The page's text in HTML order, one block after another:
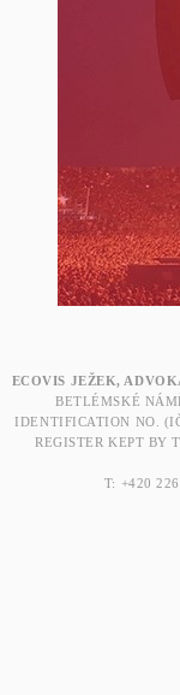
ECOVIS JEŽEK,
BETLÉMSKÉ
IDENTIFICATION NO.
REGISTER KEPT BY
T: +420